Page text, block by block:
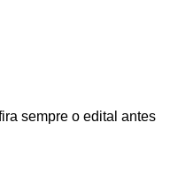
sempre o edital antes